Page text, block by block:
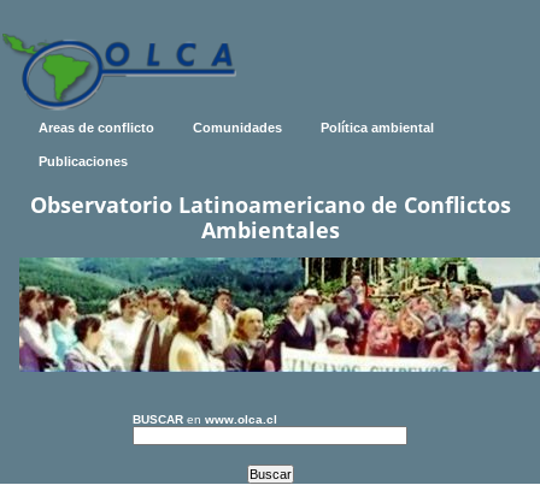
Areas de conflicto Comunidades Política ambiental
Publicaciones
Observatorio Latinoamericano de Conflictos
Ambientales
BUSCAR en www.olca.cl